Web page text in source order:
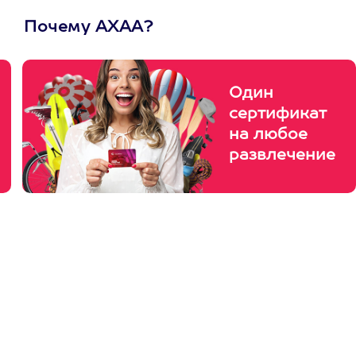
Почему АХАА?
Один
сертификат
на любое
развлечение